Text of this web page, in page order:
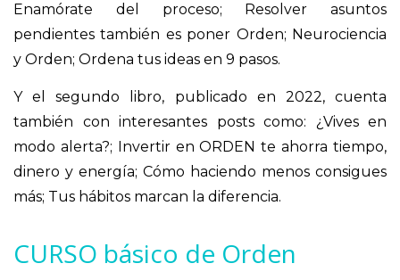
Enamórate del proceso; Resolver asuntos
pendientes también es poner Orden; Neurociencia
y Orden; Ordena tus ideas en 9 pasos.
Y el segundo libro, publicado en 2022, cuenta
también con interesantes posts como: ¿Vives en
modo alerta?; Invertir en ORDEN te ahorra tiempo,
dinero y energía; Cómo haciendo menos consigues
más; Tus hábitos marcan la diferencia.
CURSO básico de Orden